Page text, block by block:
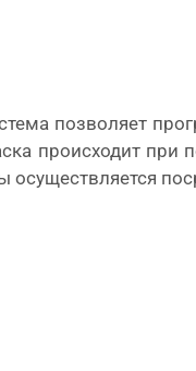
позволяет
происходит